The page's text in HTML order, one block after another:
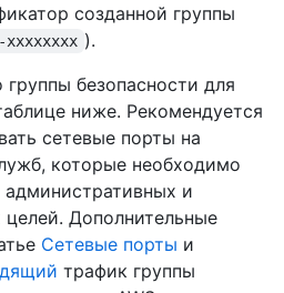
созданной группы
xxxxxxxx ).
безопасности для
ниже. Рекомендуется
сетевые порты на
которые необходимо
административных и
целей. Дополнительные
Сетевые порты и
трафик группы